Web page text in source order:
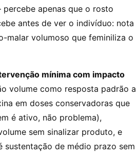
apenas que o rosto
antes de ver o indivíduo: nota
malar volumoso que feminiliza o
mínima com impacto
volume como resposta padrão a
em doses conservadoras que
é ativo, não problema),
sem sinalizar produto, e
de médio prazo sem